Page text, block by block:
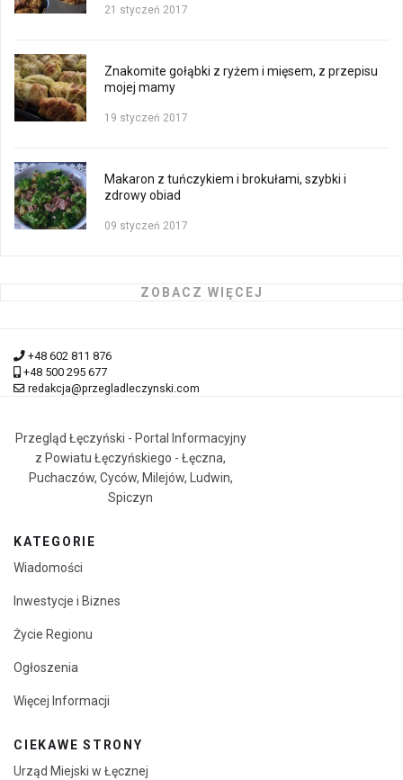
21 styczeń 2017
Znakomite gołąbki z ryżem i mięsem, z przepisu
mojej mamy
19 styczeń 2017
Makaron z tuńczykiem i brokułami, szybki i
zdrowy obiad
09 styczeń 2017
ZOBACZ WIĘCEJ
+48 602 811 876
+48 500 295 677
redakcja@przegladleczynski.com
Przegląd Łęczyński - Portal Informacyjny
z Powiatu Łęczyńskiego - Łęczna,
Puchaczów, Cyców, Milejów, Ludwin,
Spiczyn
KATEGORIE
Wiadomości
Inwestycje i Biznes
Życie Regionu
Ogłoszenia
Więcej Informacji
CIEKAWE STRONY
Urząd Miejski w Łęcznej